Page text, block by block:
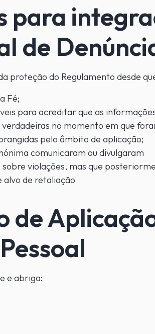
para
de
proteção do Regulamento desde
Fé;
para acreditar que as
no momento em que
pelo âmbito de aplicação;
comunicaram ou divulgaram
violações, mas que
alvo de retaliação
de
Pessoal
e abriga: